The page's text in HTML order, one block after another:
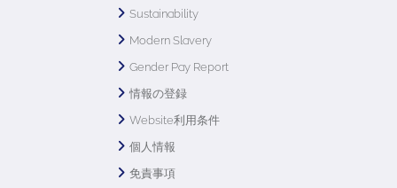
Sustainability
Modern Slavery
Gender Pay Report
情報の登録
Website利用条件
個人情報
免責事項